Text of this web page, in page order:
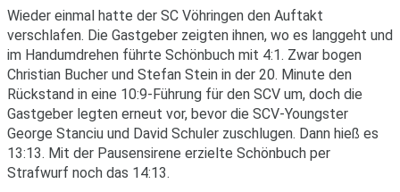
Wieder einmal hatte der SC Vöhringen den Auftakt
verschlafen. Die Gastgeber zeigten ihnen, wo es langgeht und
im Handumdrehen führte Schönbuch mit 4:1. Zwar bogen
Christian Bucher und Stefan Stein in der 20. Minute den
Rückstand in eine 10:9-Führung für den SCV um, doch die
Gastgeber legten erneut vor, bevor die SCV-Youngster
George Stanciu und David Schuler zuschlugen. Dann hieß es
13:13. Mit der Pausensirene erzielte Schönbuch per
Strafwurf noch das 14:13.